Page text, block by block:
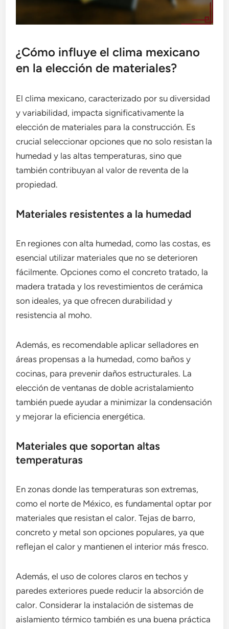
¿Cómo influye el clima mexicano
en la elección de materiales?
El clima mexicano, caracterizado por su diversidad
y variabilidad, impacta significativamente la
elección de materiales para la construcción. Es
crucial seleccionar opciones que no solo resistan la
humedad y las altas temperaturas, sino que
también contribuyan al valor de reventa de la
propiedad.
Materiales resistentes a la humedad
En regiones con alta humedad, como las costas, es
esencial utilizar materiales que no se deterioren
fácilmente. Opciones como el concreto tratado, la
madera tratada y los revestimientos de cerámica
son ideales, ya que ofrecen durabilidad y
resistencia al moho.
Además, es recomendable aplicar selladores en
áreas propensas a la humedad, como baños y
cocinas, para prevenir daños estructurales. La
elección de ventanas de doble acristalamiento
también puede ayudar a minimizar la condensación
y mejorar la eficiencia energética.
Materiales que soportan altas
temperaturas
En zonas donde las temperaturas son extremas,
como el norte de México, es fundamental optar por
materiales que resistan el calor. Tejas de barro,
concreto y metal son opciones populares, ya que
reflejan el calor y mantienen el interior más fresco.
Además, el uso de colores claros en techos y
paredes exteriores puede reducir la absorción de
calor. Considerar la instalación de sistemas de
aislamiento térmico también es una buena práctica